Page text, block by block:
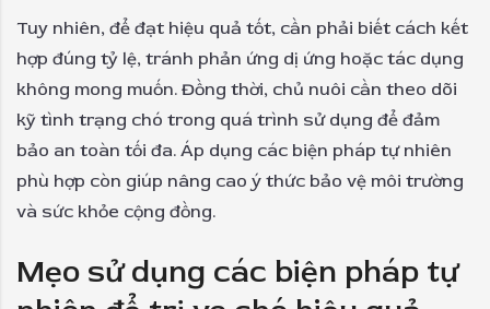
Tuy nhiên, để đạt hiệu quả tốt, cần phải biết cách kết
hợp đúng tỷ lệ, tránh phản ứng dị ứng hoặc tác dụng
không mong muốn. Đồng thời, chủ nuôi cần theo dõi
kỹ tình trạng chó trong quá trình sử dụng để đảm
bảo an toàn tối đa. Áp dụng các biện pháp tự nhiên
phù hợp còn giúp nâng cao ý thức bảo vệ môi trường
và sức khỏe cộng đồng.
Mẹo sử dụng các biện pháp tự